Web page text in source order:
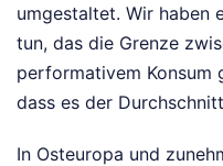
umgestaltet. Wir haben
tun, das die Grenze
performativem Konsum
dass es der
In Osteuropa und